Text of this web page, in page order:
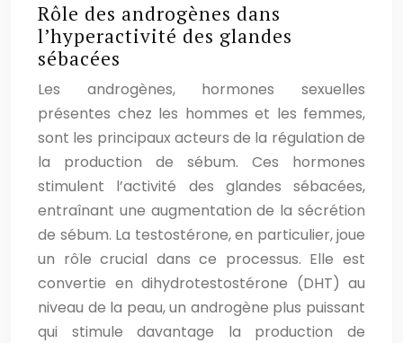
Rôle des androgènes dans
l’hyperactivité des glandes
sébacées
Les androgènes, hormones sexuelles
présentes chez les hommes et les femmes,
sont les principaux acteurs de la régulation de
la production de sébum. Ces hormones
stimulent l’activité des glandes sébacées,
entraînant une augmentation de la sécrétion
de sébum. La testostérone, en particulier, joue
un rôle crucial dans ce processus. Elle est
convertie en dihydrotestostérone (DHT) au
niveau de la peau, un androgène plus puissant
qui stimule davantage la production de